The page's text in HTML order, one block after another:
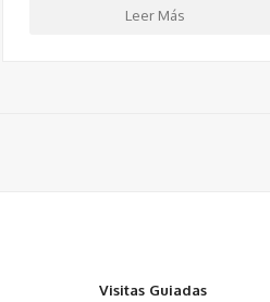
Leer Más
Visitas Guiadas